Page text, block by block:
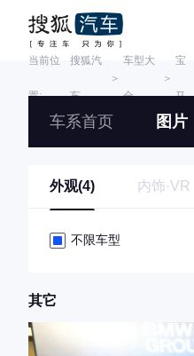
当前位
置:
搜狐汽
车
＞
车型大
全
＞
宝
马
车系首页 图片
外观(4) 内饰·VR
不限车型
其它